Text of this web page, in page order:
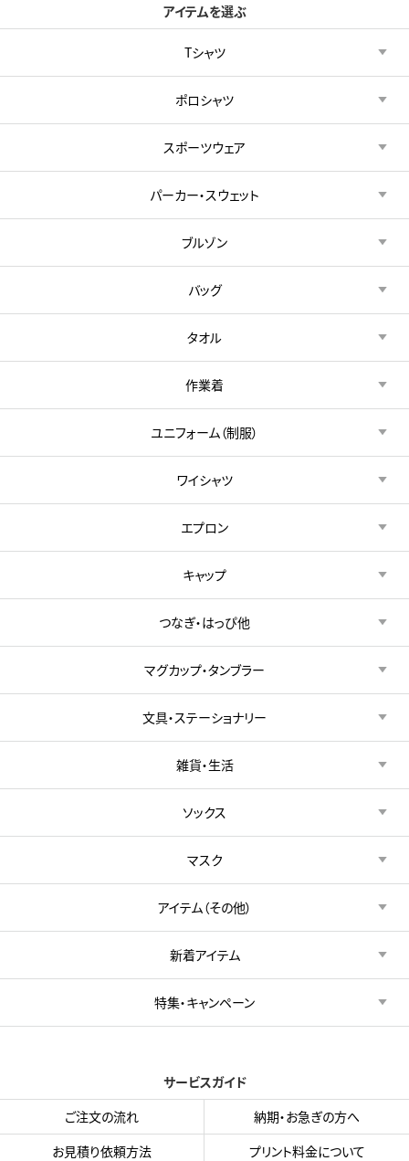
アイテムを選ぶ
Tシャツ
ポロシャツ
スポーツウェア
パーカー・スウェット
ブルゾン
バッグ
タオル
作業着
ユニフォーム（制服）
ワイシャツ
エプロン
キャップ
つなぎ・はっぴ他
マグカップ・タンブラー
文具・ステーショナリー
雑貨・生活
ソックス
マスク
アイテム（その他）
新着アイテム
特集・キャンペーン
サービスガイド
ご注文の流れ
納期・お急ぎの方へ
お見積り依頼方法
プリント料金について